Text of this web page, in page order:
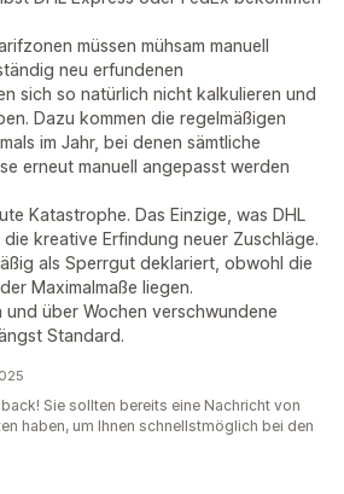
müssen mühsam manuell
neu erfundenen
sich so natürlich nicht kalkulieren und
Dazu kommen die regelmäßigen
im Jahr, bei denen sämtliche
erneut manuell angepasst werden
Katastrophe. Das Einzige, was DHL
kreative Erfindung neuer Zuschläge.
als Sperrgut deklariert, obwohl die
Maximalmaße liegen.
und über Wochen verschwundene
Standard.
Sie sollten bereits eine Nachricht von
haben, um Ihnen schnellstmöglich bei den